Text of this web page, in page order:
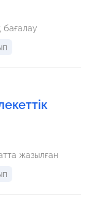
бағалау
жазылған